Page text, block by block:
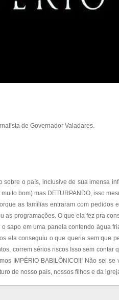
de Governador Valadares.
o país, inclusive de sua imensa
bom) mas DETURPANDO, isso
as famílias entraram com
as programações. O que ela fez pra
sapo em uma panela contendo água
ela conseguiu o que queria sem que
correm sérios riscos Isso sem
IMPÉRIO BABILÔNICO!!! Não sei
de nosso país, nossos filhos e da